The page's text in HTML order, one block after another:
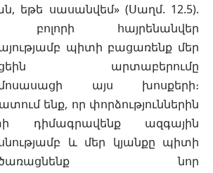
եթե սասանվեմ» (Սաղմ. 12.5).
բոլորի հայրենանվեր
պիտի բացառենք մեր
արտաբերումը
այս խոսքերի։
ենք, որ փորձություններին
դիմագրավենք ազգային
և մեր կյանքը պիտի
նոր